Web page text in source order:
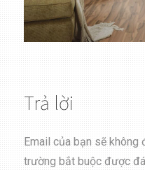
Trả lời
Email của bạn sẽ không
trường bắt buộc được